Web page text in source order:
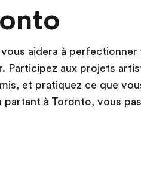
Nos offres
aidera à
Participez aux projets
et pratiquez ce que
à Toronto, vous